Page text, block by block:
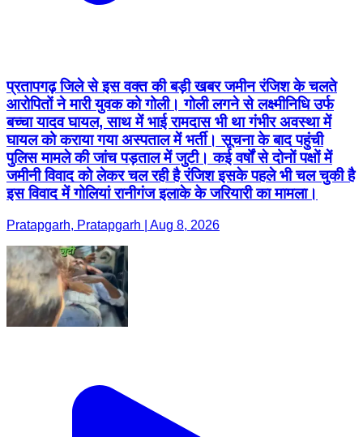
प्रतापगढ़ जिले से इस वक्त की बड़ी खबर जमीन रंजिश के चलते
आरोपितों ने मारी युवक को गोली। गोली लगने से लक्ष्मीनिधि उर्फ
बच्चा यादव घायल, साथ में भाई रामदास भी था गंभीर अवस्था में
घायल को कराया गया अस्पताल में भर्ती। सूचना के बाद पहुंची
पुलिस मामले की जांच पड़ताल में जुटी। कई वर्षों से दोनों पक्षों में
जमीनी विवाद को लेकर चल रही है रंजिश इसके पहले भी चल चुकी है
इस विवाद में गोलियां रानीगंज इलाके के जरियारी का मामला।
Pratapgarh, Pratapgarh | Aug 8, 2026